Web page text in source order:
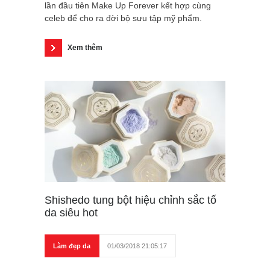
lần đầu tiên Make Up Forever kết hợp cùng
celeb để cho ra đời bộ sưu tập mỹ phẩm.
Xem thêm
Shishedo tung bột hiệu chỉnh sắc tố
da siêu hot
Làm đẹp da 01/03/2018 21:05:17